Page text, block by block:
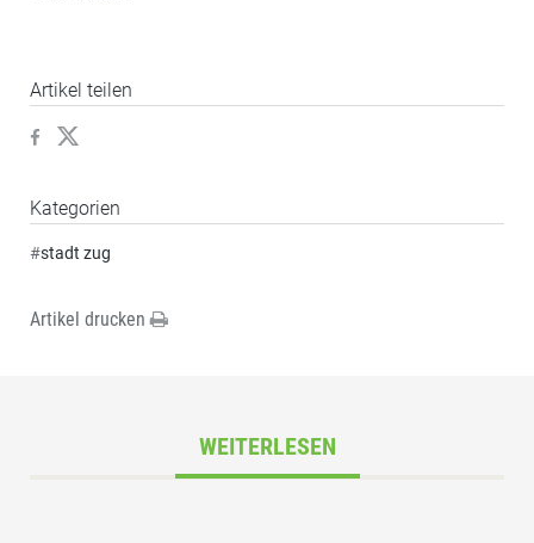
Artikel teilen
Kategorien
#stadt zug
Artikel drucken
WEITERLESEN